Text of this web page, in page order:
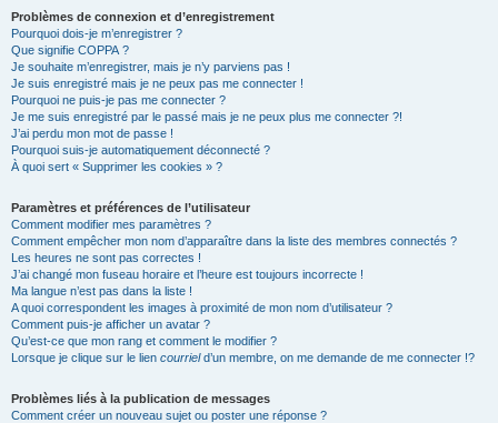
Problèmes de connexion et d’enregistrement
Pourquoi dois-je m’enregistrer ?
Que signifie COPPA ?
Je souhaite m’enregistrer, mais je n’y parviens pas !
Je suis enregistré mais je ne peux pas me connecter !
Pourquoi ne puis-je pas me connecter ?
Je me suis enregistré par le passé mais je ne peux plus me connecter ?!
J’ai perdu mon mot de passe !
Pourquoi suis-je automatiquement déconnecté ?
À quoi sert « Supprimer les cookies » ?
Paramètres et préférences de l’utilisateur
Comment modifier mes paramètres ?
Comment empêcher mon nom d’apparaître dans la liste des membres connectés ?
Les heures ne sont pas correctes !
J’ai changé mon fuseau horaire et l’heure est toujours incorrecte !
Ma langue n’est pas dans la liste !
A quoi correspondent les images à proximité de mon nom d’utilisateur ?
Comment puis-je afficher un avatar ?
Qu’est-ce que mon rang et comment le modifier ?
Lorsque je clique sur le lien courrield’un membre, on me demande de me connecter !?
Problèmes liés à la publication de messages
Comment créer un nouveau sujet ou poster une réponse ?